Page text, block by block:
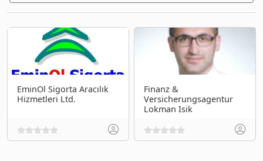
EminOl Sigorta Aracılık
Hizmetleri Ltd.
Finanz &
Versicherungsagentur
Lokman Isik